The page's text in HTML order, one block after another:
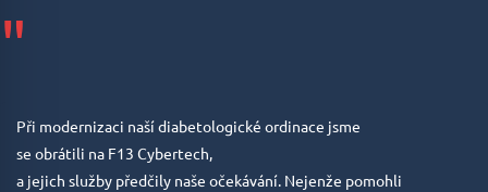
Při modernizaci naší diabetologické ordinace jsme
se obrátili na F13 Cybertech,
a jejich služby předčily naše očekávání. Nejenže pomohli
"